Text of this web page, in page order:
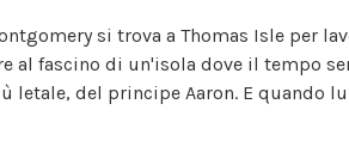
si trova a Thomas Isle per
al fascino di un'isola dove il tempo
letale, del principe Aaron. E quando